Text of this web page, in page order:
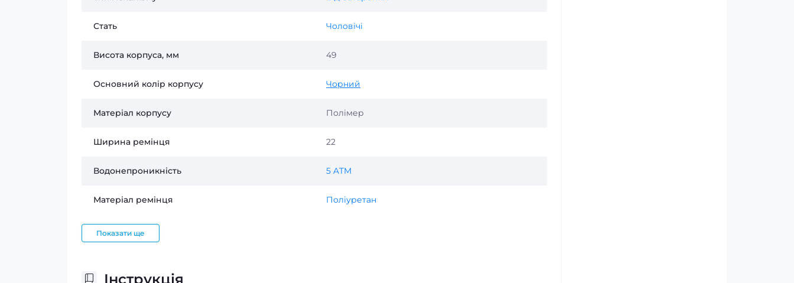
Стать Чоловічі
Висота корпуса, мм 49
Основний колір корпусу Чорний
Матеріал корпусу Полімер
Ширина ремінця 22
Водонепроникність 5 ATM
Матеріал ремінця Поліуретан
Показати ще
Інструкція